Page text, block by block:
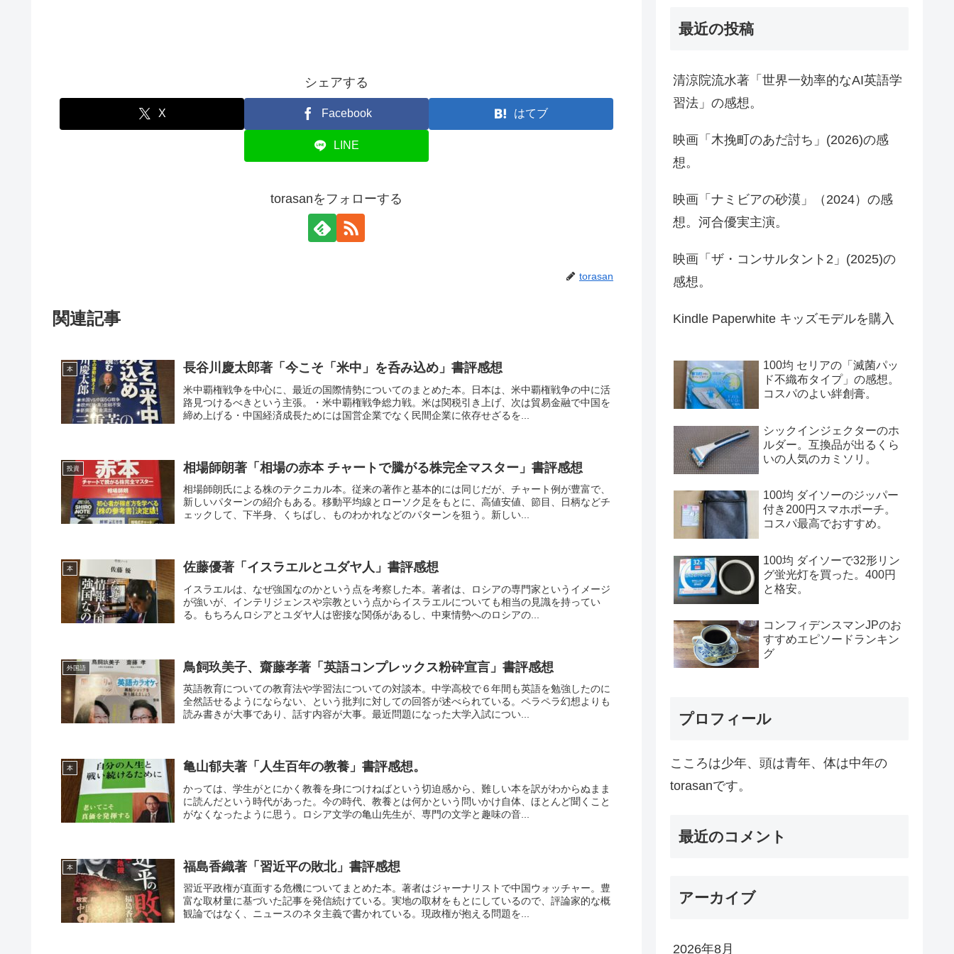
シェアする
X Facebook はてブ
LINE
torasanをフォローする
torasan
関連記事
本 長谷川慶太郎著「今こそ「米中」を呑み込め」書評感想
米中覇権戦争を中心に、最近の国際情勢についてのまとめた本。日本は、米中覇権戦争の中に活
路見つけるべきという主張。・米中覇権戦争総力戦。米は関税引き上げ、次は貿易金融で中国を
締め上げる・中国経済成長ためには国営企業でなく民間企業に依存せざるを...
投資 相場師朗著「相場の赤本 チャートで騰がる株完全マスター」書評感想
相場師朗氏による株のテクニカル本。従来の著作と基本的には同じだが、チャート例が豊富で、
新しいパターンの紹介もある。移動平均線とローソク足をもとに、高値安値、節目、日柄などチ
ェックして、下半身、くちばし、ものわかれなどのパターンを狙う。新しい...
本 佐藤優著「イスラエルとユダヤ人」書評感想
イスラエルは、なぜ強国なのかという点を考察した本。著者は、ロシアの専門家というイメージ
が強いが、インテリジェンスや宗教という点からイスラエルについても相当の見識を持ってい
る。もちろんロシアとユダヤ人は密接な関係があるし、中東情勢へのロシアの...
外国語 鳥飼玖美子、齋藤孝著「英語コンプレックス粉砕宣言」書評感想
英語教育についての教育法や学習法についての対談本。中学高校で６年間も英語を勉強したのに
全然話せるようにならない、という批判に対しての回答が述べられている。ペラペラ幻想よりも
読み書きが大事であり、話す内容が大事。最近問題になった大学入試につい...
本 亀山郁夫著「人生百年の教養」書評感想。
かっては、学生がとにかく教養を身につけねばという切迫感から、難しい本を訳がわからぬまま
に読んだという時代があった。今の時代、教養とは何かという問いかけ自体、ほとんど聞くこと
がなくなったように思う。ロシア文学の亀山先生が、専門の文学と趣味の音...
本 福島香織著「習近平の敗北」書評感想
習近平政権が直面する危機についてまとめた本。著者はジャーナリストで中国ウォッチャー。豊
富な取材量に基づいた記事を発信続けている。実地の取材をもとにしているので、評論家的な概
観論ではなく、ニュースのネタ主義で書かれている。現政権が抱える問題を...
最近の投稿
清涼院流水著「世界一効率的なAI英語学
習法」の感想。
映画「木挽町のあだ討ち」(2026)の感
想。
映画「ナミビアの砂漠」（2024）の感
想。河合優実主演。
映画「ザ・コンサルタント2」(2025)の
感想。
Kindle Paperwhite キッズモデルを購入
100均 セリアの「滅菌パッ
ド不織布タイプ」の感想。
コスパのよい絆創膏。
シックインジェクターのホ
ルダー。互換品が出るくら
いの人気のカミソリ。
100均 ダイソーのジッパー
付き200円スマホポーチ。
コスパ最高でおすすめ。
100均 ダイソーで32形リン
グ蛍光灯を買った。400円
と格安。
コンフィデンスマンJPのお
すすめエピソードランキン
グ
プロフィール
こころは少年、頭は青年、体は中年の
torasanです。
最近のコメント
アーカイブ
2026年8月